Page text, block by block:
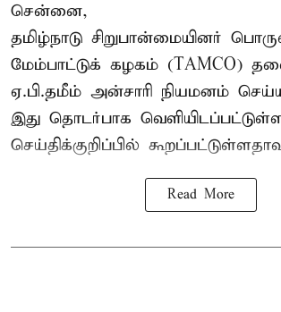
சென்னை,
தமிழ்நாடு சிறுபான்மையினர்
மேம்பாட்டுக் கழகம் (TAMCO)
ஏ.பி.தமீம் அன்சாரி நியமனம்
இது தொடர்பாக
செய்திக்குறிப்பில்
Read More